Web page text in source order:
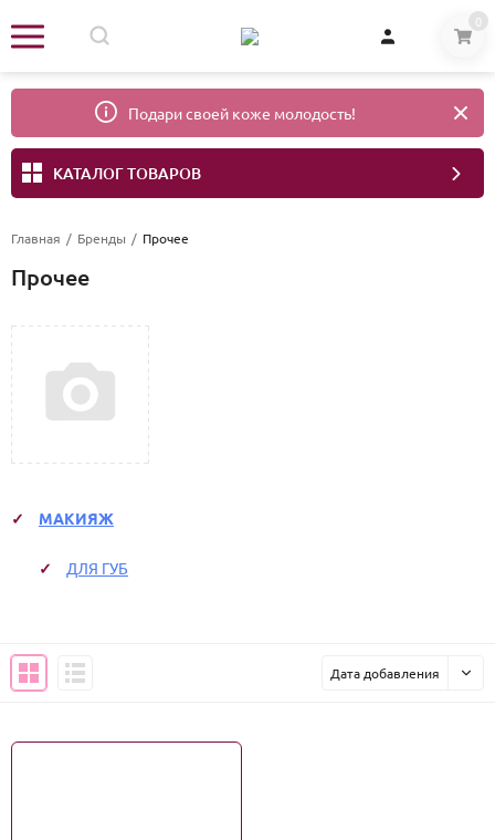
0
Подари своей коже молодость!
КАТАЛОГ ТОВАРОВ
Главная / Бренды / Прочее
Прочее
МАКИЯЖ
ДЛЯ ГУБ
Дата добавления